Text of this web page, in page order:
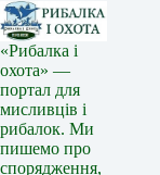
«Рибалка і
охота» —
портал для
мисливців і
рибалок. Ми
пишемо про
спорядження,